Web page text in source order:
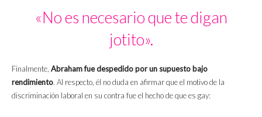
«No es necesario que te digan
jotito».
Finalmente, Abraham fue despedido por un supuesto bajo
rendimiento. Al respecto, él no duda en afirmar que el motivo de la
discriminación laboral en su contra fue el hecho de que es gay: